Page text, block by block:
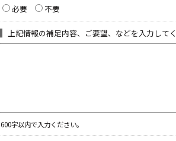
必要
不要
上記情報の補足内容、ご要望、などを入力してく
600字以内で入力ください。